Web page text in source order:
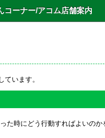
コーナー/アコム店舗案内
います。
時にどう行動すればよいのか